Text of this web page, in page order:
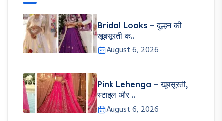
Bridal Looks – दुल्हन की
खूबसूरती क..
August 6, 2026
Pink Lehenga – खूबसूरती,
स्टाइल और ..
August 6, 2026